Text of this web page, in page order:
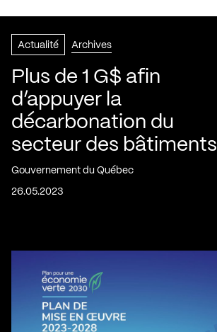
Actualité Archives
Plus de 1 G$ afin
d’appuyer la
décarbonation du
secteur des bâtiments
Gouvernement du Québec
26.05.2023